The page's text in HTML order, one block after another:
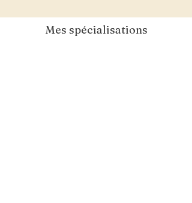
Mes spécialisations